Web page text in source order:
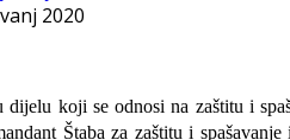
2020
koji se odnosi na zaštitu i
Štaba za zaštitu i